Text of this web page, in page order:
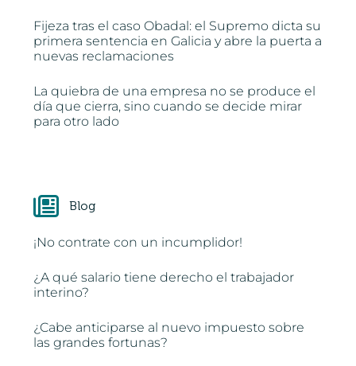
Fijeza tras el caso Obadal: el Supremo dicta su
primera sentencia en Galicia y abre la puerta a
nuevas reclamaciones
La quiebra de una empresa no se produce el
día que cierra, sino cuando se decide mirar
para otro lado
Blog
¡No contrate con un incumplidor!
¿A qué salario tiene derecho el trabajador
interino?
¿Cabe anticiparse al nuevo impuesto sobre
las grandes fortunas?